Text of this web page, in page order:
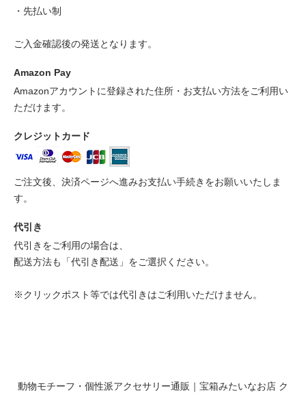
・先払い制
ご入金確認後の発送となります。
Amazon Pay
Amazonアカウントに登録された住所・お支払い方法をご利用い
ただけます。
クレジットカード
ご注文後、決済ページへ進みお支払い手続きをお願いいたしま
す。
代引き
代引きをご利用の場合は、
配送方法も「代引き配送」をご選択ください。
※クリックポスト等では代引きはご利用いただけません。
動物モチーフ・個性派アクセサリー通販｜宝箱みたいなお店 ク